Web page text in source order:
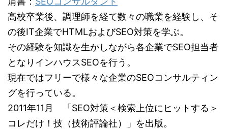
高校卒業後、調理師を経て数々の職業を経験し、そ
の後IT企業でHTMLおよびSEO対策を学ぶ。
その経験を知識を生かしながら各企業でSEO担当者
となりインハウスSEOを行う。
現在ではフリーで様々な企業のSEOコンサルティン
グを行っている。
2011年11月 「SEO対策＜検索上位にヒットする＞
コレだけ！技（技術評論社）」を出版。